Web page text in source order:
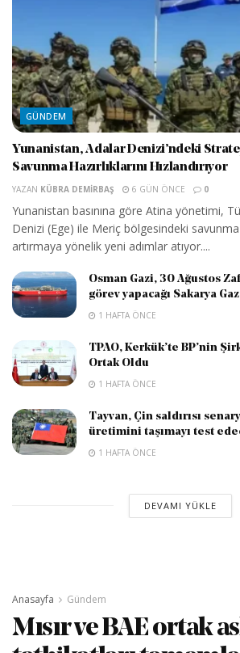
GÜNDEM
Yunanistan, Adalar Denizi’ndeki
Savunma Hazırlıklarını Hızlandırıyor
YAZAN KÜBRA DEMIRBAŞ 6 GÜN ÖNCE 0
Yunanistan basınına göre Atina yönetimi,
Denizi (Ege) ile Meriç bölgesindeki
artırmaya yönelik yeni adımlar atıyor....
Osman Gazi, 30 Ağustos
görev yapacağı Sakarya Gaz
1 HAFTA ÖNCE
TPAO, Kerkük’te BP’nin
Ortak Oldu
1 HAFTA ÖNCE
Tayvan, Çin saldırısı
üretimini taşımayı test
1 HAFTA ÖNCE
DEVAMI YÜKLE
Anasayfa Gündem
Mısır ve BAE ortak